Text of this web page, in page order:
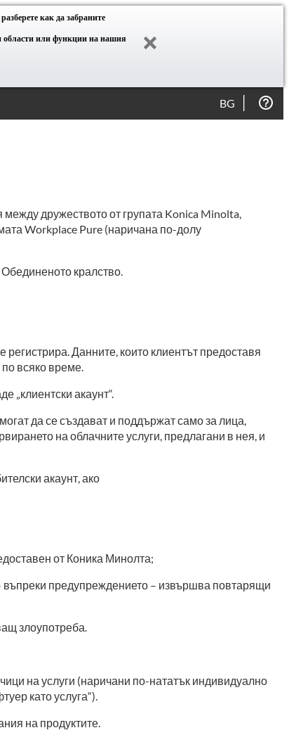
как да забраните
области или функции на нашия
BG
дружеството от групата Konica Minolta,
Workplace Pure (наричана по-долу
кралство.
Данните, които клиентът предоставя
всяко време.
„клиентски акаунт“.
да се създават и поддържат само за лица,
на облачните услуги, предлагани в нея, и
акаунт, ако
от Коника Минолта;
предупреждението – извършва повтарящи
злоупотреба.
на услуги (наричани по-нататък индивидуално
като услуга“).
на продуктите.